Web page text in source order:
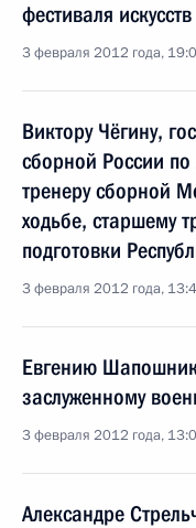
фестиваля
3 февраля 2012 года,
Виктору Чёгину,
сборной России по
тренеру сборной
ходьбе, старшему
подготовки
3 февраля 2012 года,
Евгению
заслуженному
3 февраля 2012 года,
Александре